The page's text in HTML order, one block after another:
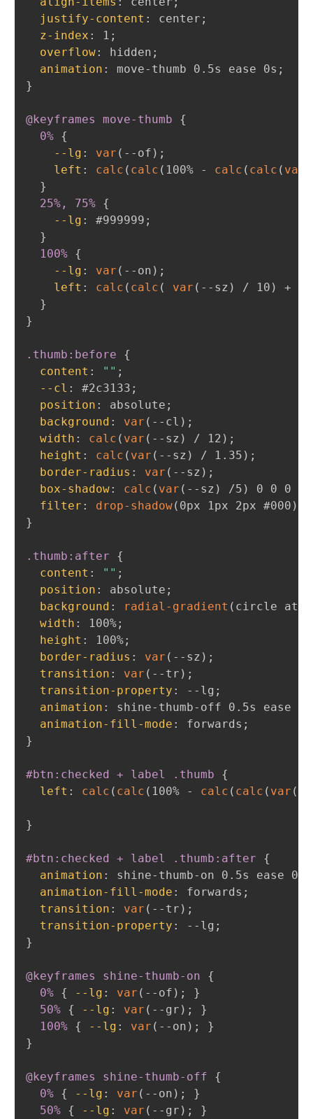
justify-content : center ;
z-index : 1 ;
overflow: hidden ;
animation : move-thumb 0.5s ease 0s ;
}
@keyframes move-thumb
{
0% {
--lg : var ( --of ) ;
left : calc ( calc ( 100% - calc ( calc ( var
}
25%, 75% {
--lg : #999999 ;
}
100% {
--lg : var ( --on ) ;
left : calc ( calc ( var ( --sz ) / 10 ) +
}
}
.thumb:before
{
content : "" ;
--cl : #2c3133 ;
position : absolute ;
background : var ( --cl ) ;
width : calc ( var ( --sz ) / 12 ) ;
height : calc ( var ( --sz ) / 1.35 ) ;
border-radius : var ( --sz ) ;
box-shadow: calc ( var ( --sz ) /5 ) 0 0 0
filter : drop-shadow( 0px 1px 2px #000 )
}
.thumb:after
{
content : "" ;
position : absolute ;
background : radial-gradient ( circle at
width : 100%;
height : 100%;
border-radius : var ( --sz ) ;
transition : var ( --tr ) ;
transition-property : --lg ;
animation :
shine-thumb-off 0.5s ease
animation-fill-mode : forwards ;
}
#btn:checked + label .thumb
{
left : calc ( calc ( 100% - calc ( calc ( var (
}
#btn:checked + label .thumb:after
{
animation :
shine-thumb-on 0.5s ease 0s
animation-fill-mode : forwards ;
transition : var ( --tr ) ;
transition-property : --lg ;
}
@keyframes shine-thumb-on
{
0% { --lg : var ( --of ) ;
}
50% { --lg : var ( --gr ) ;
}
100% { --lg : var ( --on ) ;
}
}
@keyframes shine-thumb-off
{
0% { --lg : var ( --on ) ;
}
50% { --lg : var ( --gr ) ;
}